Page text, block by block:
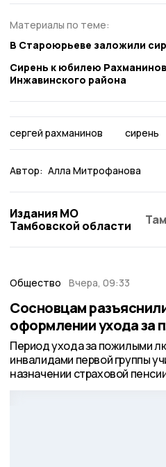
Материалы по теме:
В Староюрьеве заложили
Cирень к юбилею
Инжавинского района
сергей рахманинов сирень
Автор: Алла Митрофанова
Издания МО
Тамбовской области
Общество Вчера, 09:33
Сосновцам
оформлении ухода
Период ухода за пожилыми
инвалидами первой группы
назначении страховой